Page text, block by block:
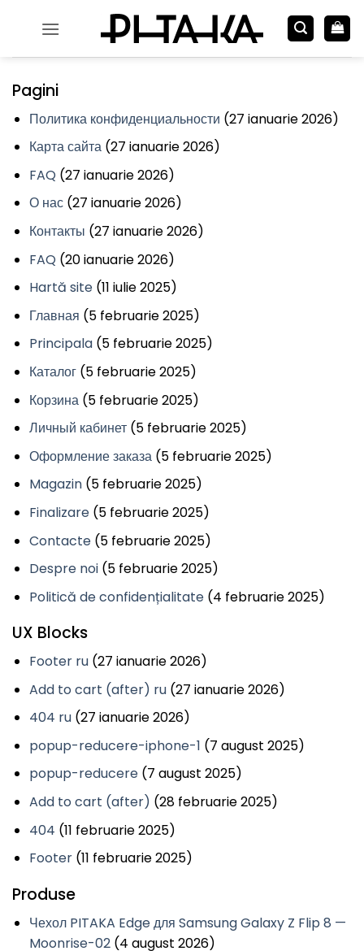
Pagini
Политика конфиденциальности (27 ianuarie 2026)
Карта сайта (27 ianuarie 2026)
FAQ (27 ianuarie 2026)
О нас (27 ianuarie 2026)
Контакты (27 ianuarie 2026)
FAQ (20 ianuarie 2026)
Hartă site (11 iulie 2025)
Главная (5 februarie 2025)
Principala (5 februarie 2025)
Каталог (5 februarie 2025)
Корзина (5 februarie 2025)
Личный кабинет (5 februarie 2025)
Оформление заказа (5 februarie 2025)
Magazin (5 februarie 2025)
Finalizare (5 februarie 2025)
Contacte (5 februarie 2025)
Despre noi (5 februarie 2025)
Politică de confidențialitate (4 februarie 2025)
UX Blocks
Footer ru (27 ianuarie 2026)
Add to cart (after) ru (27 ianuarie 2026)
404 ru (27 ianuarie 2026)
popup-reducere-iphone-1 (7 august 2025)
popup-reducere (7 august 2025)
Add to cart (after) (28 februarie 2025)
404 (11 februarie 2025)
Footer (11 februarie 2025)
Produse
Чехол PITAKA Edge для Samsung Galaxy Z Flip 8 —
Moonrise-02 (4 august 2026)